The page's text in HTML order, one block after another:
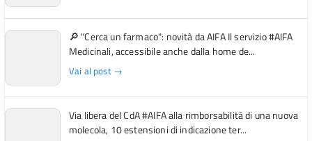
🔎 "Cerca un farmaco": novità da AIFA Il servizio #AIFA
Medicinali, accessibile anche dalla home de...
Vai al post →
Via libera del CdA #AIFA alla rimborsabilità di una nuova
molecola, 10 estensioni di indicazione ter...